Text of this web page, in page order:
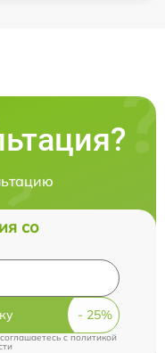
со
cполитикой